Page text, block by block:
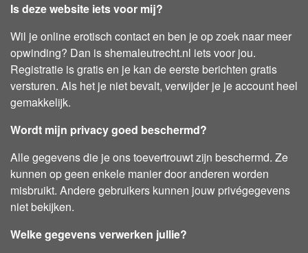
Is deze website iets voor mij?
Wil je online erotisch contact en ben je op zoek naar meer
opwinding? Dan is shemaleutrecht.nl iets voor jou.
Registratie is gratis en je kan de eerste berichten gratis
versturen. Als het je niet bevalt, verwijder je je account heel
gemakkelijk.
Wordt mijn privacy goed beschermd?
Alle gegevens die je ons toevertrouwt zijn beschermd. Ze
kunnen op geen enkele manier door anderen worden
misbruikt. Andere gebruikers kunnen jouw privégegevens
niet bekijken.
Welke gegevens verwerken jullie?